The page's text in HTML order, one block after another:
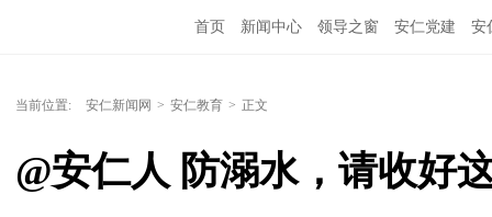
首页 新闻中心 领导之窗 安仁党建 安
当前位置: 安仁新闻网 > 安仁教育 > 正文
@安仁人 防溺水，请收好